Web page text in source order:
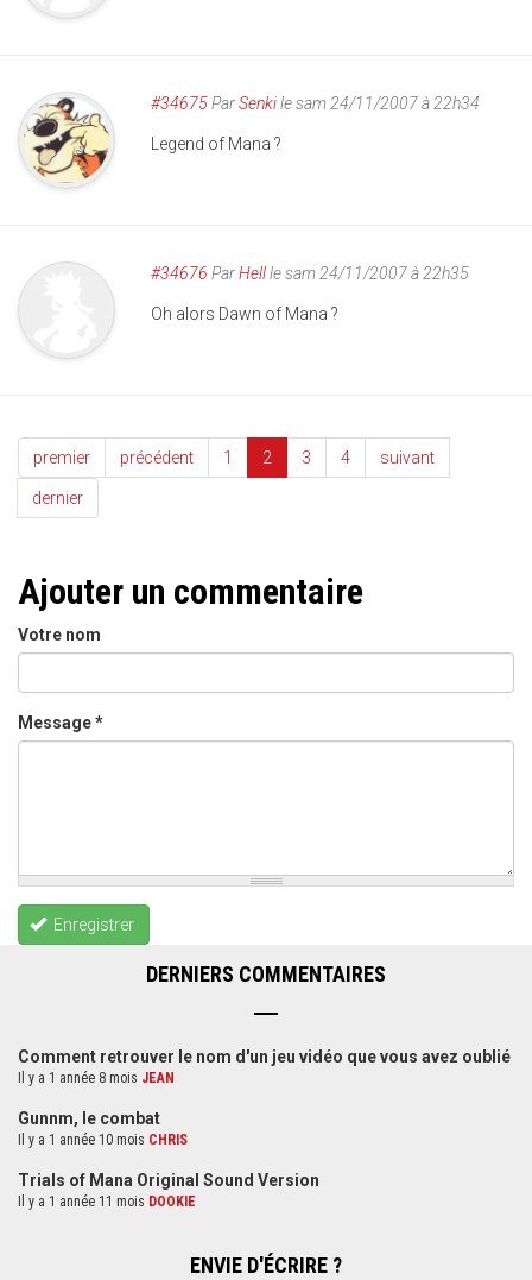
#34675ParSenkile sam 24/11/2007 à 22h34
Legend of Mana ?
#34676 ParHellle sam 24/11/2007 à 22h35
Oh alors Dawn of Mana ?
premier précédent 1 2 3 4 suivant
dernier
Ajouter un commentaire
Votre nom
Message*
Enregistrer
DERNIERS COMMENTAIRES
Comment retrouver le nom d'un jeu vidéo que vous avez oublié
Il y a 1 année 8 mois JEAN
Gunnm, le combat
Il y a 1 année 10 mois CHRIS
Trials of Mana Original Sound Version
Il y a 1 année 11 mois DOOKIE
ENVIE D'ÉCRIRE ?